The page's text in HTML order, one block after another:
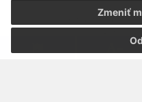
Zmeniť
Vytlačiť stránku|